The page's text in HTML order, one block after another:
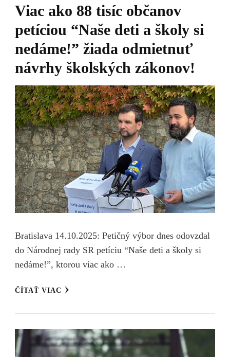
Viac ako 88 tisíc občanov
petíciou “Naše deti a školy si
nedáme!” žiada odmietnuť
návrhy školských zákonov!
Bratislava 14.10.2025: Petičný výbor dnes odovzdal
do Národnej rady SR petíciu “Naše deti a školy si
nedáme!”, ktorou viac ako …
ČÍTAŤ VIAC